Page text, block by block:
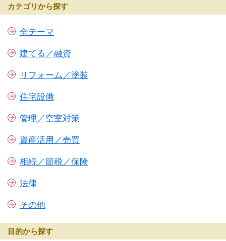
カテゴリから探す
全テーマ
建てる／融資
リフォーム／塗装
住宅設備
管理／空室対策
資産活用／売買
相続／節税／保険
法律
その他
目的から探す